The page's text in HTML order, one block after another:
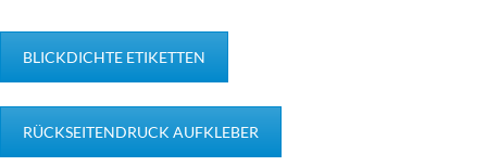
BLICKDICHTE ETIKETTEN
RÜCKSEITENDRUCK AUFKLEBER